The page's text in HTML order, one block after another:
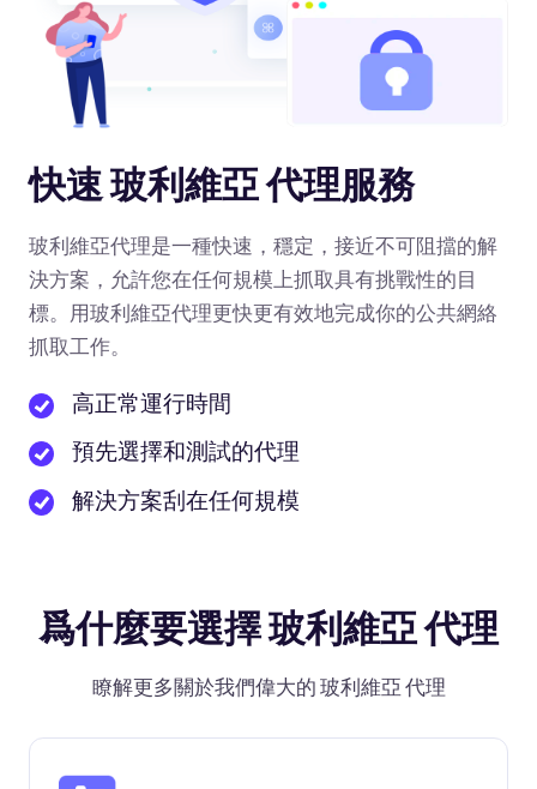
快速 玻利維亞 代理服務
玻利維亞代理是一種快速，穩定，接近不可阻擋的解
決方案，允許您在任何規模上抓取具有挑戰性的目
標。用玻利維亞代理更快更有效地完成你的公共網絡
抓取工作。
高正常運行時間
預先選擇和測試的代理
解決方案刮在任何規模
爲什麼要選擇 玻利維亞 代理
瞭解更多關於我們偉大的 玻利維亞 代理